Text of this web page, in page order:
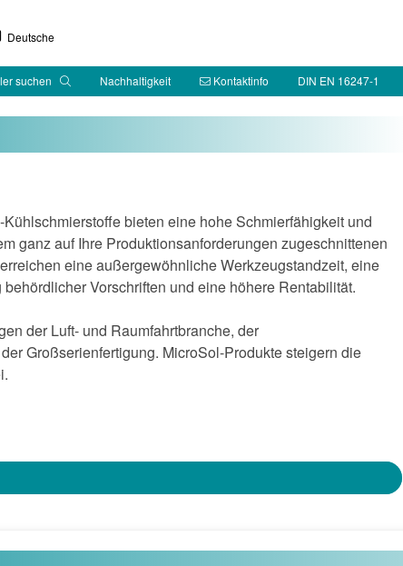
Deutsche
suchen Nachhaltigkeit Kontaktinfo DIN EN 16247-1
bieten eine hohe Schmierfähigkeit und
ganz auf Ihre Produktionsanforderungen zugeschnittenen
eine außergewöhnliche Werkzeugstandzeit, eine
Vorschriften und eine höhere Rentabilität.
der Luft- und Raumfahrtbranche, der
Großserienfertigung. MicroSol-Produkte steigern die